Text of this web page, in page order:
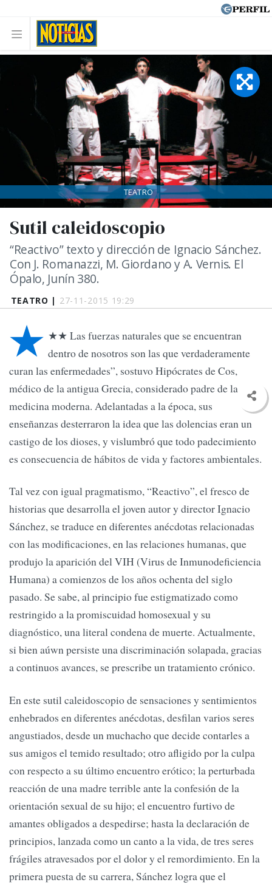
TEATRO | 27-11-2015 19:29
Sutil caleidoscopio
“Reactivo” texto y dirección de Ignacio Sánchez.
Con J. Romanazzi, M. Giordano y A. Vernis. El
Ópalo, Junín 380.
TEATRO
★ ★★ Las fuerzas naturales que se encuentran
dentro de nosotros son las que verdaderamente
curan las enfermedades”, sostuvo Hipócrates de Cos,
médico de la antigua Grecia, considerado padre de la
medicina moderna. Adelantadas a la época, sus
enseñanzas desterraron la idea que las dolencias eran un
castigo de los dioses, y vislumbró que todo padecimiento
es consecuencia de hábitos de vida y factores ambientales.
Tal vez con igual pragmatismo, “Reactivo”, el fresco de
historias que desarrolla el joven autor y director Ignacio
Sánchez, se traduce en diferentes anécdotas relacionadas
con las modificaciones, en las relaciones humanas, que
produjo la aparición del VIH (Virus de Inmunodeficiencia
Humana) a comienzos de los años ochenta del siglo
pasado. Se sabe, al principio fue estigmatizado como
restringido a la promiscuidad homosexual y su
diagnóstico, una literal condena de muerte. Actualmente,
si bien aúwn persiste una discriminación solapada, gracias
a continuos avances, se prescribe un tratamiento crónico.
En este sutil caleidoscopio de sensaciones y sentimientos
enhebrados en diferentes anécdotas, desfilan varios seres
angustiados, desde un muchacho que decide contarles a
sus amigos el temido resultado; otro afligido por la culpa
con respecto a su último encuentro erótico; la perturbada
reacción de una madre terrible ante la confesión de la
orientación sexual de su hijo; el encuentro furtivo de
amantes obligados a despedirse; hasta la declaración de
principios, lanzada como un canto a la vida, de tres seres
frágiles atravesados por el dolor y el remordimiento. En la
primera puesta de su carrera, Sánchez logra que el